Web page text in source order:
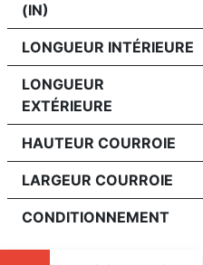
(IN)
LONGUEUR INTÉRIEURE
LONGUEUR
EXTÉRIEURE
HAUTEUR COURROIE
LARGEUR COURROIE
CONDITIONNEMENT